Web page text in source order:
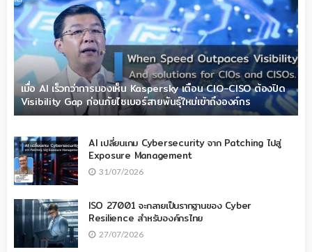
เมื่อ AI เร็วกว่าการมองเห็น Kaspersky เตือน CIO-CISO ต้องปิด
Visibility Gap ก่อนภัยไซเบอร์สายพันธุ์ใหม่เข้าถึงองค์กร
AI เปลี่ยนเกม Cybersecurity จาก Patching ไปสู่
Exposure Management
31/07/2026
ISO 27001 จะกลายเป็นรากฐานของ Cyber
Resilience สำหรับองค์กรไทย
27/07/2026